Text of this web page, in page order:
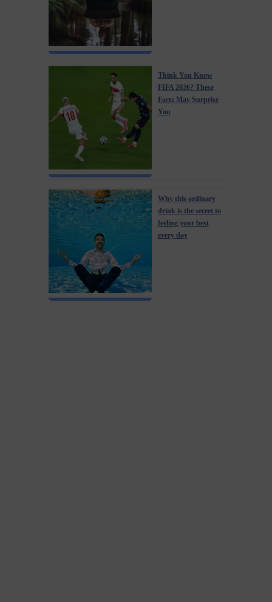
Think You Know
FIFA 2026? These
Facts May Surprise
You
Why this ordinary
drink is the secret to
feeling your best
every day